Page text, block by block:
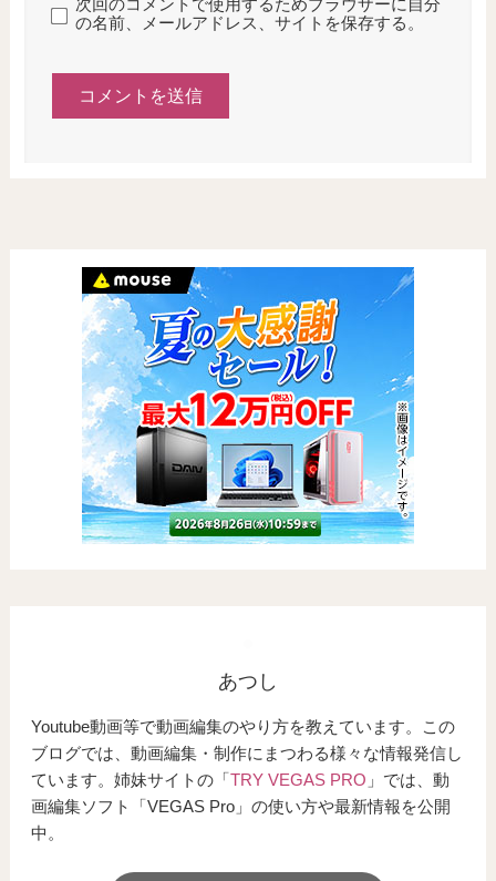
次回のコメントで使用するためブラウザーに自分
の名前、メールアドレス、サイトを保存する。
あつし
Youtube動画等で動画編集のやり方を教えています。この
ブログでは、動画編集・制作にまつわる様々な情報発信し
ています。姉妹サイトの「TRY VEGAS PRO 」では、動
画編集ソフト「VEGAS Pro」の使い方や最新情報を公開
中。